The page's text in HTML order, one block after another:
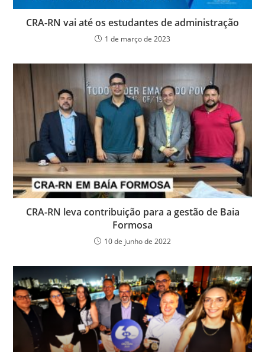
CRA-RN vai até os estudantes de administração
1 de março de 2023
CRA-RN leva contribuição para a gestão de Baia
Formosa
10 de junho de 2022